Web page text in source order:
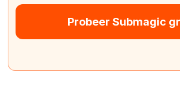
Probeer Submagic